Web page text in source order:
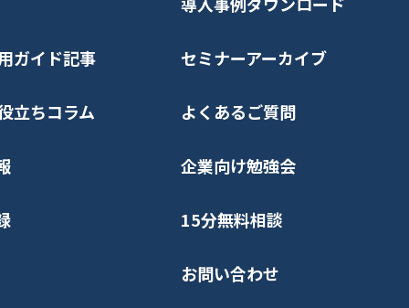
ガイド記事 セミナーアーカイブ
立ちコラム よくあるご質問
企業向け勉強会
15分無料相談
お問い合わせ